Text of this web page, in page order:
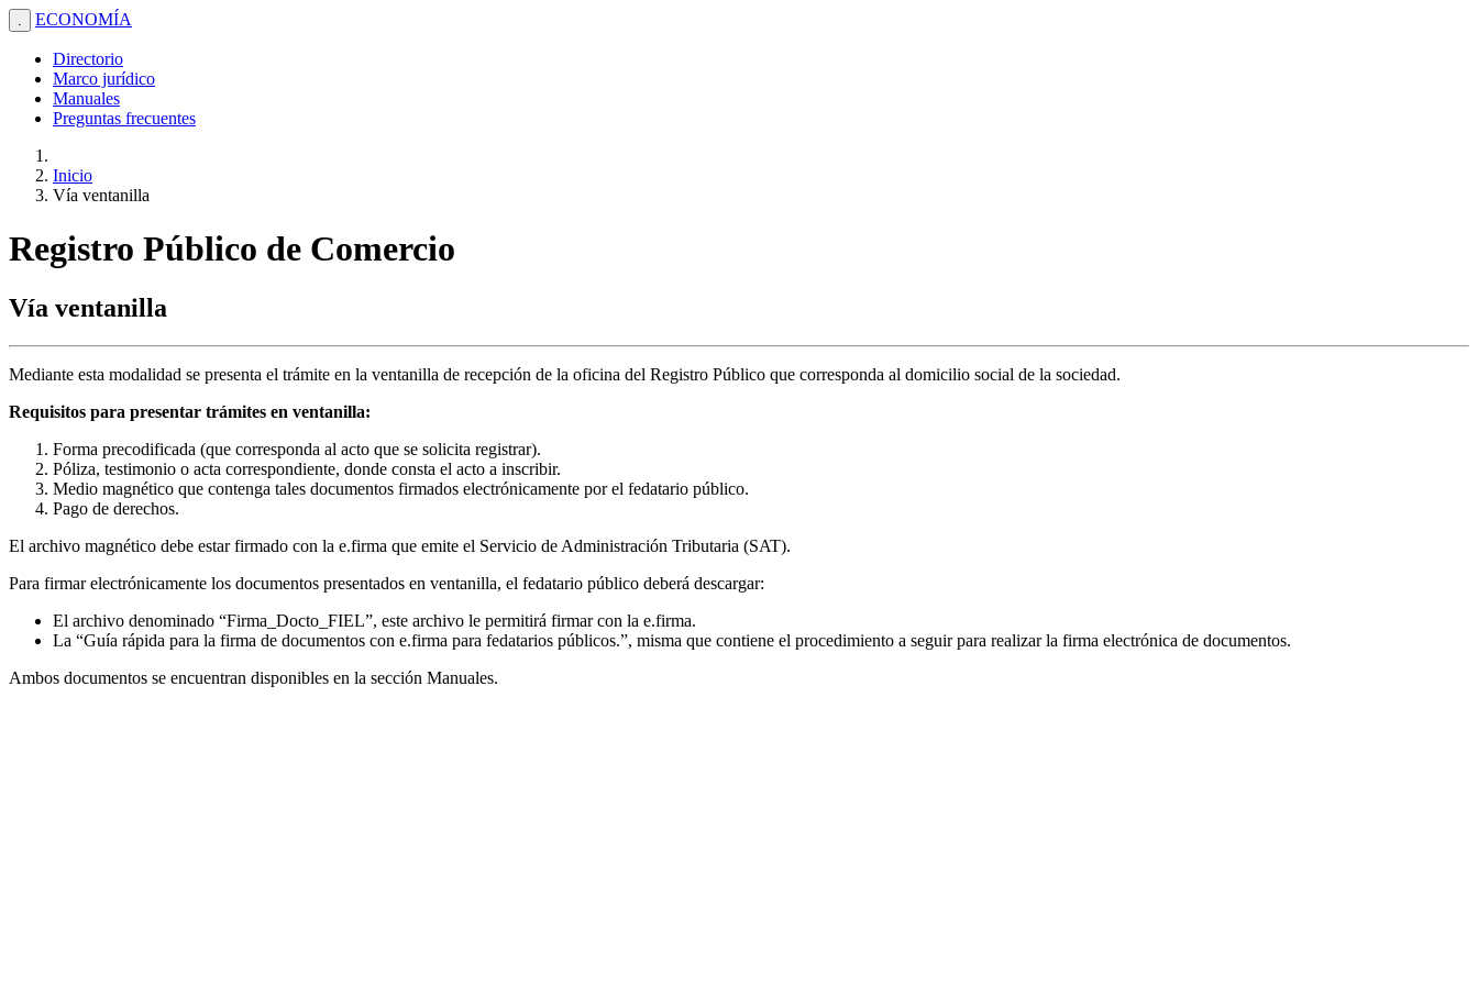
. ECONOMÍA
Directorio
Marco jurídico
Manuales
Preguntas frecuentes
Inicio
Vía ventanilla
Registro Público de Comercio
Vía ventanilla
Mediante esta modalidad se presenta el trámite en la ventanilla de recepción de la oficina del Registro Público que corresponda al domicilio social de la sociedad.
Requisitos para presentar trámites en ventanilla:
Forma precodificada (que corresponda al acto que se solicita registrar).
Póliza, testimonio o acta correspondiente, donde consta el acto a inscribir.
Medio magnético que contenga tales documentos firmados electrónicamente por el fedatario público.
Pago de derechos.
El archivo magnético debe estar firmado con la e.firma que emite el Servicio de Administración Tributaria (SAT).
Para firmar electrónicamente los documentos presentados en ventanilla, el fedatario público deberá descargar:
El archivo denominado “Firma_Docto_FIEL”, este archivo le permitirá firmar con la e.firma.
La “Guía rápida para la firma de documentos con e.firma para fedatarios públicos.”, misma que contiene el procedimiento a seguir para realizar la firma electrónica de documentos.
Ambos documentos se encuentran disponibles en la sección Manuales.